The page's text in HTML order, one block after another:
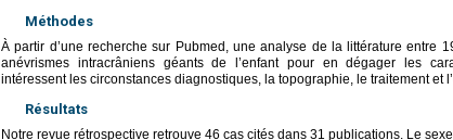
Méthodes
À partir d’une recherche sur Pubmed, une analyse de la littérature entre
anévrismes intracrâniens géants de l’enfant pour en dégager les
intéressent les circonstances diagnostiques, la topographie, le traitement et
Résultats
Notre revue rétrospective retrouve 46 cas cités dans 31 publications. Le